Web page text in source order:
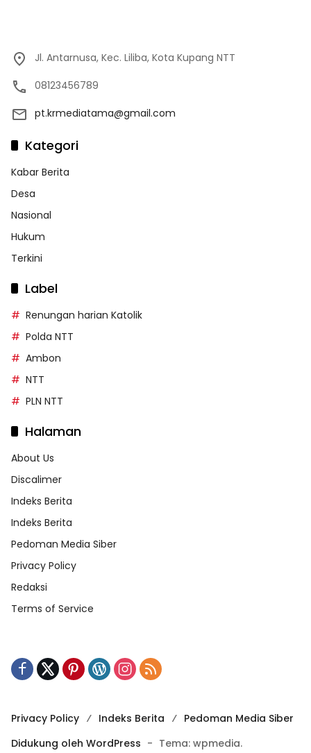
Jl. Antarnusa, Kec. Liliba, Kota Kupang NTT
08123456789
pt.krmediatama@gmail.com
Kategori
Kabar Berita
Desa
Nasional
Hukum
Terkini
Label
Renungan harian Katolik
Polda NTT
Ambon
NTT
PLN NTT
Halaman
About Us
Discalimer
Indeks Berita
Indeks Berita
Pedoman Media Siber
Privacy Policy
Redaksi
Terms of Service
Privacy Policy Indeks Berita
Pedoman Media Siber
Didukung oleh WordPress - Tema: wpmedia.